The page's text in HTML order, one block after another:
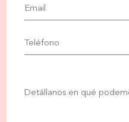
deja